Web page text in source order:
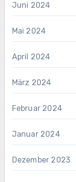
Juni 2024
Mai 2024
April 2024
März 2024
Februar 2024
Januar 2024
Dezember 2023